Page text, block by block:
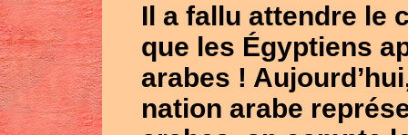
Il a fallu attendre le
que les Égyptiens
arabes !
nation arabe